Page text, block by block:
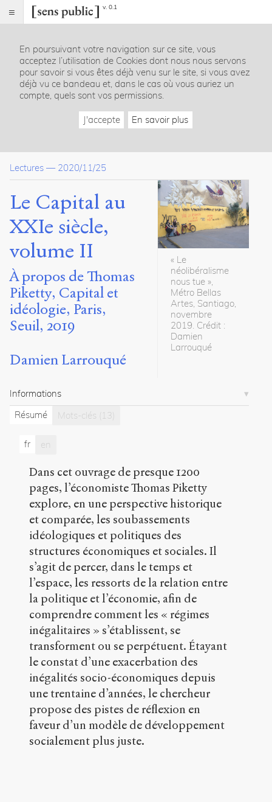
v. 0.1
Index
Article
Table
des
En finir avec l’hypercapitalisme mondialisé
Pour un socialisme participatif
Conclusion : un manifeste pour les sciences sociales
Synthèse des travaux historiques et œuvres culturelles citées
Bibliographie
Notes
Citer /
Partager
/
Exporter
Damien.
au
XXIe
siècle,
II,
propos
Thomas
Piketty,
Capital
Paris,
Seuil,
2019.
2020
Sens
public.
En poursuivant votre navigation sur ce site, vous
acceptez l’utilisation de Cookies dont nous nous servons
pour savoir si vous êtes déjà venu sur le site, si vous avez
déjà vu ce bandeau et, dans le cas où vous auriez un
compte, quels sont vos permissions.
J'accepte En savoir plus
Lectures — 2020/11/25
Le Capital au
XXIe siècle,
volume II
À propos de Thomas
Piketty, Capital et
idéologie, Paris,
Seuil, 2019
Damien Larrouqué
« Le
néolibéralisme
nous tue »,
Métro Bellas
Artes, Santiago,
novembre
2019. Crédit :
Damien
Larrouqué
Informations
Résumé
Mots-clés (13)
fr en
Dans cet ouvrage de presque 1200
pages, l’économiste Thomas Piketty
explore, en une perspective historique
et comparée, les soubassements
idéologiques et politiques des
structures économiques et sociales. Il
s’agit de percer, dans le temps et
l’espace, les ressorts de la relation entre
la politique et l’économie, afin de
comprendre comment les « régimes
inégalitaires » s’établissent, se
transforment ou se perpétuent. Étayant
le constat d’une exacerbation des
inégalités socio-économiques depuis
une trentaine d’années, le chercheur
propose des pistes de réflexion en
faveur d’un modèle de développement
socialement plus juste.